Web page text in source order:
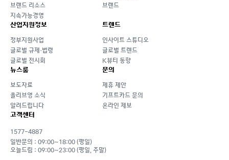
브랜드 리소스
지속가능경영
브랜드
산업지원정보
정부지원사업
글로벌 규제·법령
글로벌 전시회
트렌드
인사이트 스튜디오
글로벌 트렌드
K뷰티 동향
뉴스룸
보도자료
올리브영 소식
알려드립니다
문의
제휴 제안
기프트카드 문의
온라인 제보
고객센터
1577-4887
일반문의 : 09:00~18:00 (평일)
오늘드림 : 09:00~23:00 (평일, 주말)